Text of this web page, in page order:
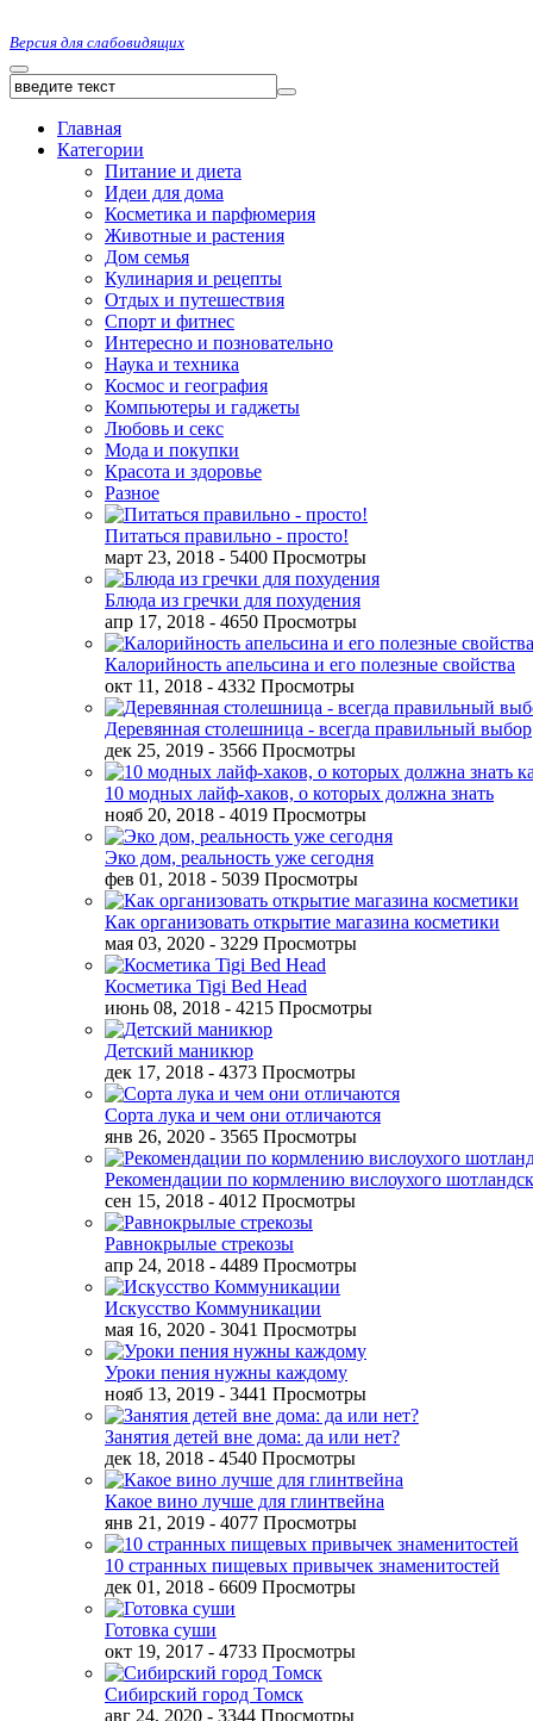
Версия для слабовидящих
Главная
Категории
Питание и диета
Идеи для дома
Косметика и парфюмерия
Животные и растения
Дом семья
Кулинария и рецепты
Отдых и путешествия
Спорт и фитнес
Интересно и позновательно
Наука и техника
Космос и география
Компьютеры и гаджеты
Любовь и секс
Мода и покупки
Красота и здоровье
Разное
Питаться правильно - просто!
март 23, 2018 - 5400 Просмотры
Блюда из гречки для похудения
апр 17, 2018 - 4650 Просмотры
Калорийность апельсина и его полезные свойства
окт 11, 2018 - 4332 Просмотры
Деревянная столешница - всегда правильный выбор
дек 25, 2019 - 3566 Просмотры
10 модных лайф-хаков, о которых должна знать
нояб 20, 2018 - 4019 Просмотры
Эко дом, реальность уже сегодня
фев 01, 2018 - 5039 Просмотры
Как организовать открытие магазина косметики
мая 03, 2020 - 3229 Просмотры
Косметика Tigi Bed Head
июнь 08, 2018 - 4215 Просмотры
Детский маникюр
дек 17, 2018 - 4373 Просмотры
Сорта лука и чем они отличаются
янв 26, 2020 - 3565 Просмотры
Рекомендации по кормлению вислоухого
сен 15, 2018 - 4012 Просмотры
Равнокрылые стрекозы
апр 24, 2018 - 4489 Просмотры
Искусство Коммуникации
мая 16, 2020 - 3041 Просмотры
Уроки пения нужны каждому
нояб 13, 2019 - 3441 Просмотры
Занятия детей вне дома: да или нет?
дек 18, 2018 - 4540 Просмотры
Какое вино лучше для глинтвейна
янв 21, 2019 - 4077 Просмотры
10 странных пищевых привычек знаменитостей
дек 01, 2018 - 6609 Просмотры
Готовка суши
окт 19, 2017 - 4733 Просмотры
Сибирский город Томск
авг 24, 2020 - 3344 Просмотры